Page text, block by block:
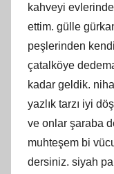
kahveyi
ettim. gülle
peşlerinden
çatalköye
kadar geldik.
yazlık tarzı iyi
ve onlar şaraba
muhteşem bi
dersiniz. siyah